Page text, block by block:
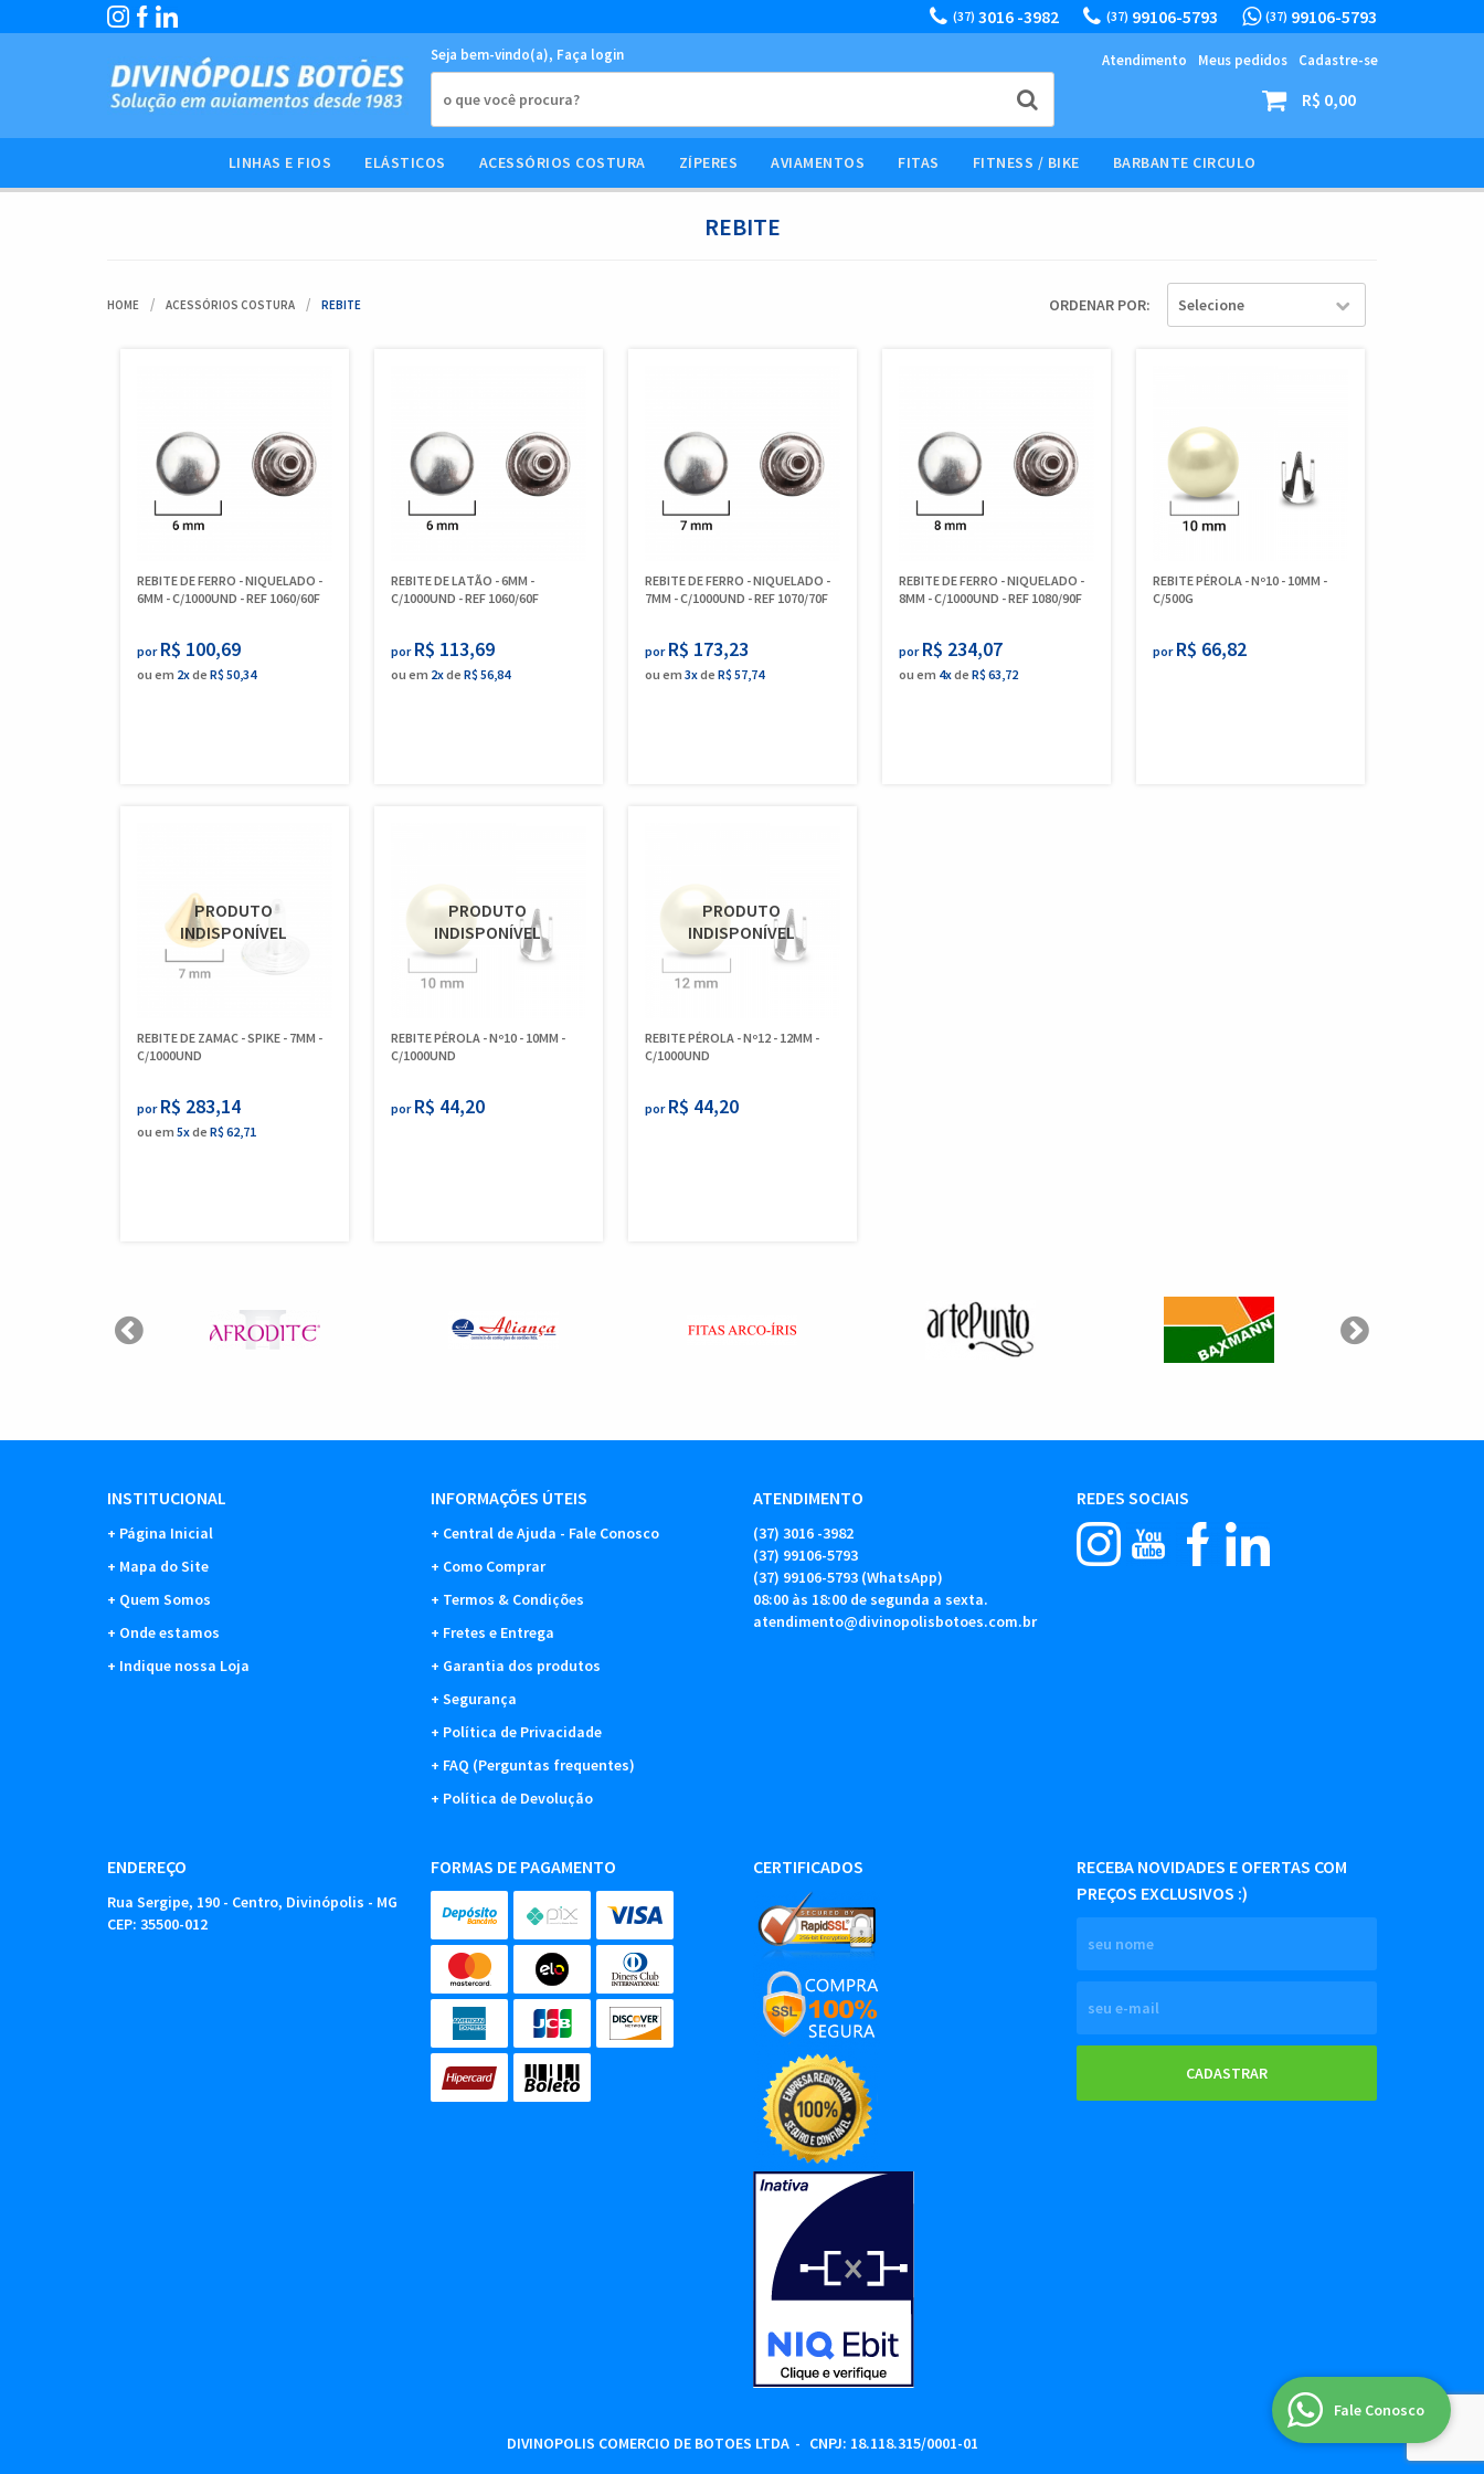
(37) 3016 -3982 (37) 99106-5793 (37) 99106-5793
Seja bem-vindo(a), Faça login Atendimento Meus pedidos Cadastre-se
R$ 0,00
LINHAS E FIOS ELÁSTICOS ACESSÓRIOS COSTURA ZÍPERES AVIAMENTOS FITAS FITNESS / BIKE BARBANTE CIRCULO
REBITE
HOME ACESSÓRIOS COSTURA REBITE ORDENAR POR Selecione
REBITE DE FERRO - NIQUELADO -
6MM - C/1000UND - REF 1060/60F
por R$ 100,69
ou em 2xde R$ 50,34
REBITE DE LATÃO - 6MM -
C/1000UND - REF 1060/60F
por R$ 113,69
ou em 2xde R$ 56,84
REBITE DE FERRO - NIQUELADO -
7MM - C/1000UND - REF 1070/70F
por R$ 173,23
ou em 3xde R$ 57,74
REBITE DE FERRO - NIQUELADO -
8MM - C/1000UND - REF 1080/90F
por R$ 234,07
ou em 4xde R$ 63,72
REBITE PÉROLA - Nº10 - 10MM -
C/500G
por R$ 66,82
REBITE DE ZAMAC - SPIKE - 7MM -
C/1000UND
por R$ 283,14
ou em 5xde R$ 62,71
REBITE PÉROLA - Nº10 - 10MM -
C/1000UND
por R$ 44,20
REBITE PÉROLA - Nº12 - 12MM -
C/1000UND
por R$ 44,20
INSTITUCIONAL
Página Inicial
Mapa do Site
Quem Somos
Onde estamos
Indique nossa Loja
INFORMAÇÕES ÚTEIS
Central de Ajuda - Fale Conosco
Como Comprar
Termos & Condições
Fretes e Entrega
Garantia dos produtos
Segurança
Política de Privacidade
FAQ (Perguntas frequentes)
Política de Devolução
ATENDIMENTO
(37) 3016 -3982
(37) 99106-5793
(37) 99106-5793 (WhatsApp)
08:00 às 18:00 de segunda a sexta.
atendimento@divinopolisbotoes.com.br
REDES SOCIAIS
ENDEREÇO
Rua Sergipe, 190 - Centro, Divinópolis - MG
CEP: 35500-012
FORMAS DE PAGAMENTO CERTIFICADOS
RECEBA NOVIDADES E OFERTAS COM
PREÇOS EXCLUSIVOS :)
CADASTRAR
DIVINOPOLIS COMERCIO DE BOTOES LTDA CNPJ: 18.118.315/0001-01
Fale Conosco